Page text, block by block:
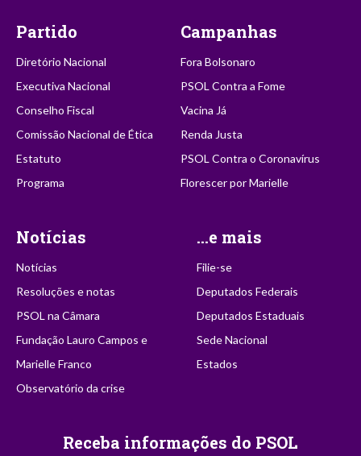
Partido
Diretório Nacional
Executiva Nacional
Conselho Fiscal
Comissão Nacional de Ética
Estatuto
Programa
Campanhas
Fora Bolsonaro
PSOL Contra a Fome
Vacina Já
Renda Justa
PSOL Contra o Coronavírus
Florescer por Marielle
Notícias
Notícias
Resoluções e notas
PSOL na Câmara
Fundação Lauro Campos e
Marielle Franco
Observatório da crise
...e mais
Filie-se
Deputados Federais
Deputados Estaduais
Sede Nacional
Estados
Receba informações do PSOL